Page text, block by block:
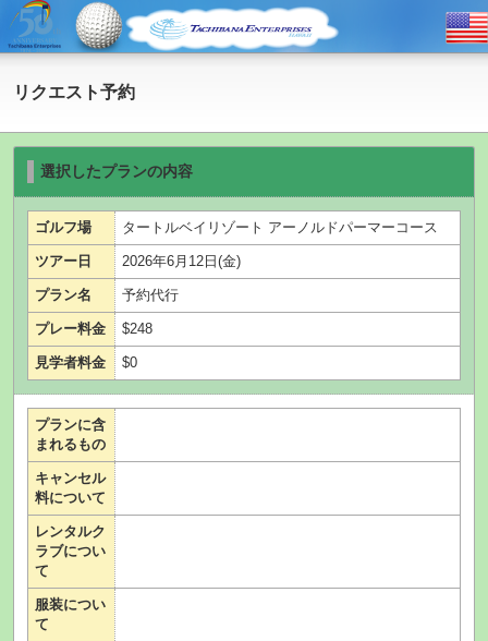
リクエスト予約
選択したプランの内容
ゴルフ場 タートルベイリゾート アーノルドパーマーコース
ツアー日 2026年6月12日(金)
プラン名 予約代行
プレー料金 $248
見学者料金 $0
プランに含
まれるもの
キャンセル
料について
レンタルク
ラブについ
て
服装につい
て